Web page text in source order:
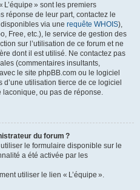
» sont les premiers
réponse de leur part, contactez le
via une requête WHOIS),
Free, etc.), le service de gestion des
sur l’utilisation de ce forum et ne
dont il est utilisé. Ne contactez pas
(commentaires insultants,
le site phpBB.com ou le logiciel
utilisation tierce de ce logiciel
ou pas de réponse.
du forum ?
le formulaire disponible sur le
a été activée par les
utiliser le lien « L’équipe ».